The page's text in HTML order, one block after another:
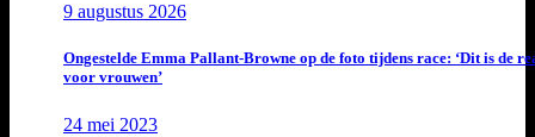
9 augustus 2026
Ongestelde Emma Pallant-Browne op de foto tijdens race: ‘Dit is de
voor vrouwen’
24 mei 2023